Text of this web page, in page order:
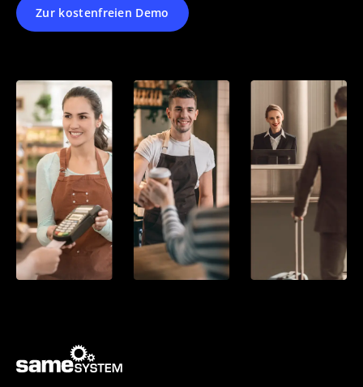
Zur kostenfreien Demo